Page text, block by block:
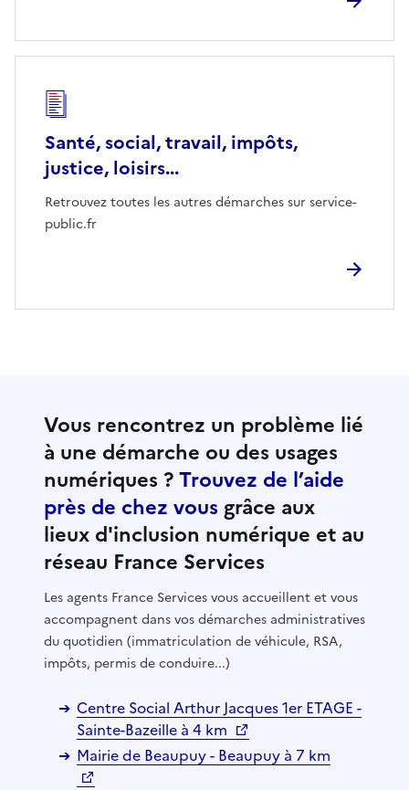
Santé, social, travail, impôts,
justice, loisirs...
Retrouvez toutes les autres démarches sur service-
public.fr
Vous rencontrez un problème lié
à une démarche ou des usages
numériques ?Trouvez de l’aide
près de chez vous grâce aux
lieux d'inclusion numérique et au
réseau France Services
Les agents France Services vous accueillent et vous
accompagnent dans vos démarches administratives
du quotidien (immatriculation de véhicule, RSA,
impôts, permis de conduire...)
Centre Social Arthur Jacques 1er ETAGE -
Sainte-Bazeille à 4 km
Mairie de Beaupuy - Beaupuy à 7 km